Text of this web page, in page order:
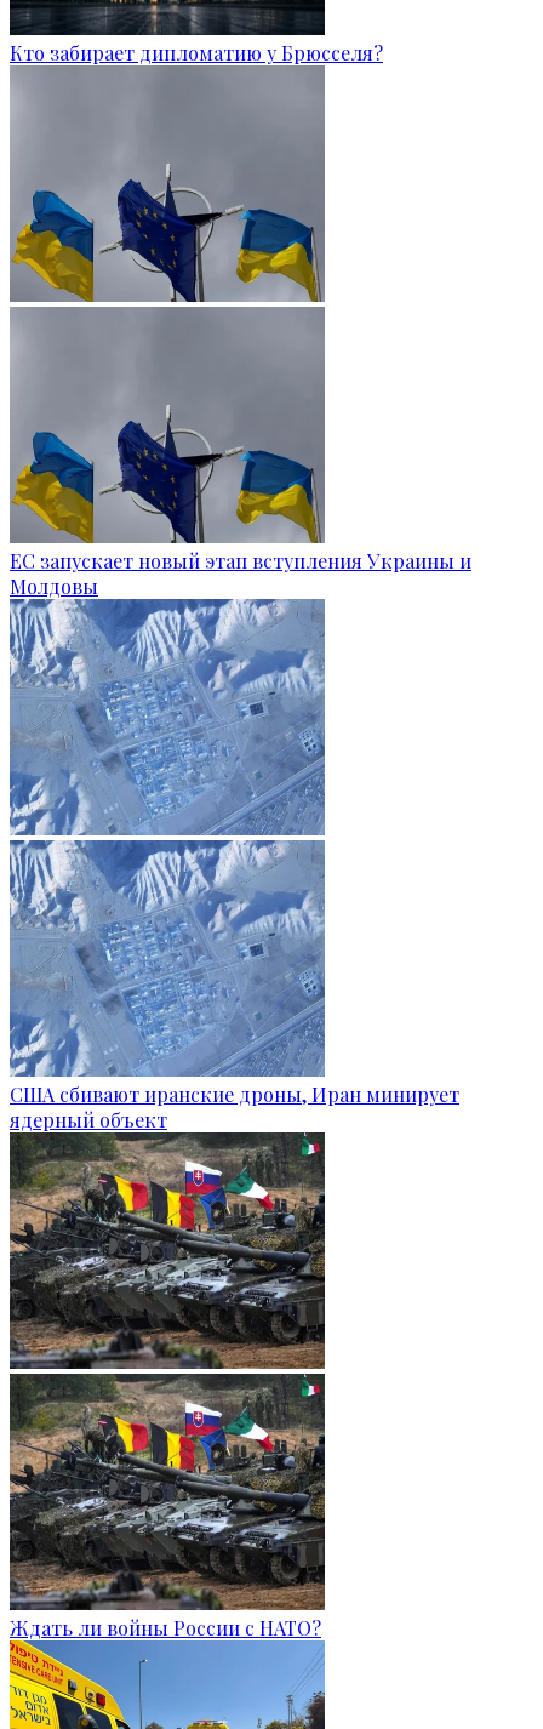
Кто забирает дипломатию у Брюсселя?
ЕС запускает новый этап вступления Украины и
Молдовы
США сбивают иранские дроны, Иран минирует
ядерный объект
Ждать ли войны России с НАТО?